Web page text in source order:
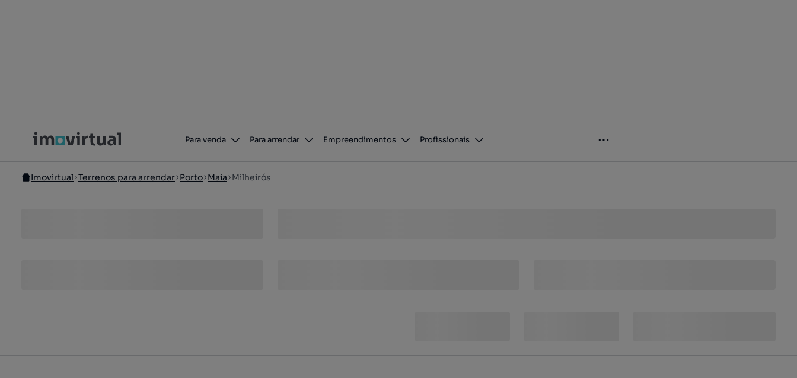
Para venda Para arrendar Empreendimentos Profissionais
Imovirtual Terrenos para arrendar Porto Maia Milheirós